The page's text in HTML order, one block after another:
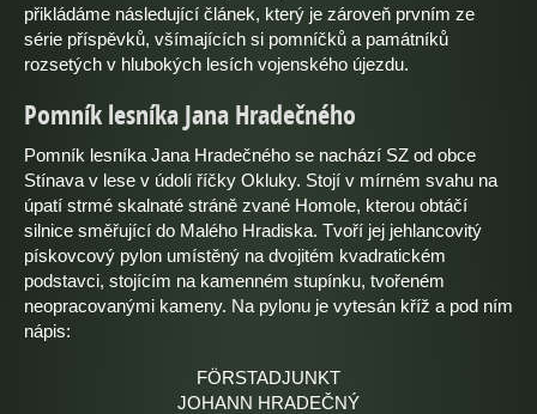
přikládáme následující článek, který je zároveň prvním ze
série příspěvků, všímajících si pomníčků a památníků
rozsetých v hlubokých lesích vojenského újezdu.
Pomník lesníka Jana Hradečného
Pomník lesníka Jana Hradečného se nachází SZ od obce
Stínava v lese v údolí říčky Okluky. Stojí v mírném svahu na
úpatí strmé skalnaté stráně zvané Homole, kterou obtáčí
silnice směřující do Malého Hradiska. Tvoří jej jehlancovitý
pískovcový pylon umístěný na dvojitém kvadratickém
podstavci, stojícím na kamenném stupínku, tvořeném
neopracovanými kameny. Na pylonu je vytesán kříž a pod ním
nápis:
FÖRSTADJUNKT
JOHANN HRADEČNÝ